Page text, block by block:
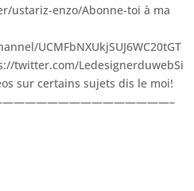
ustariz-enzo/Abonne-toi à ma
UCMFbNXUkjSUJ6WC20tGT
twitter.com/LedesignerduwebSi
sur certains sujets dis le moi!